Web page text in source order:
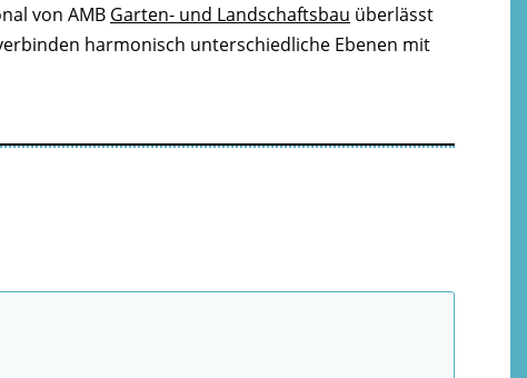
von AMB Garten- und Landschaftsbau überlässt
harmonisch unterschiedliche Ebenen mit